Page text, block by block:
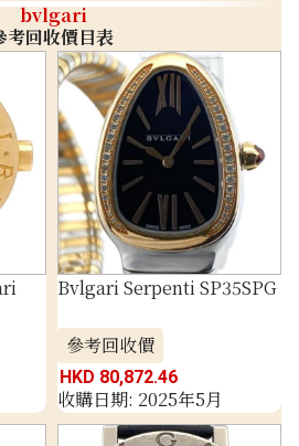
bvlgari
考回收價目表
Bvlgari Serpenti SP35SPG
參考回收價
HKD 80,872.46
收購日期: 2025年5月